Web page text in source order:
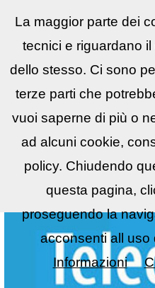
ReflexLIST▼
La maggior parte dei
tecnici e riguardano
dello stesso. Ci sono
terze parti che
vuoi saperne di più o
ad alcuni cookie,
policy. Chiudendo
questa pagina,
proseguendo la
acconsenti all uso
Informazioni